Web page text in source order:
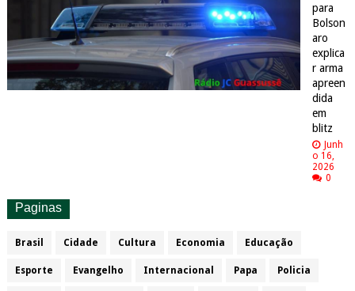
para
Bolson
aro
explica
r arma
apreen
dida
em
blitz
Junh
o 16,
2026
0
Paginas
Brasil Cidade Cultura Economia Educação
Esporte Evangelho Internacional Papa Policia